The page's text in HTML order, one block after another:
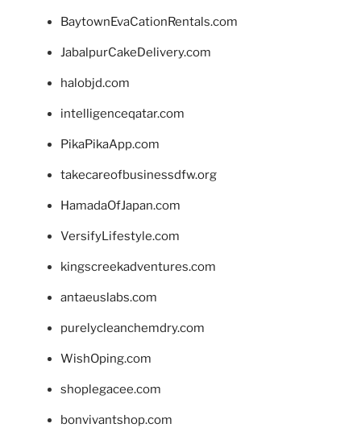
BaytownEvaCationRentals.com
JabalpurCakeDelivery.com
halobjd.com
intelligenceqatar.com
PikaPikaApp.com
takecareofbusinessdfw.org
HamadaOfJapan.com
VersifyLifestyle.com
kingscreekadventures.com
antaeuslabs.com
purelycleanchemdry.com
WishOping.com
shoplegacee.com
bonvivantshop.com